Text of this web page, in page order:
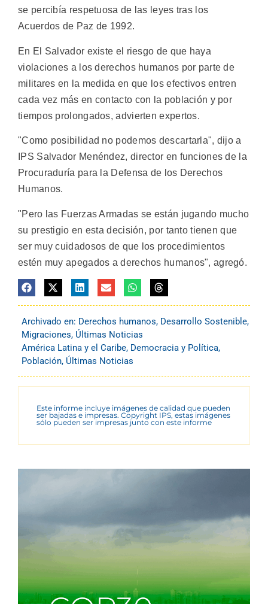
se percibía respetuosa de las leyes tras los
Acuerdos de Paz de 1992.
En El Salvador existe el riesgo de que haya
violaciones a los derechos humanos por parte de
militares en la medida en que los efectivos entren
cada vez más en contacto con la población y por
tiempos prolongados, advierten expertos.
"Como posibilidad no podemos descartarla", dijo a
IPS Salvador Menéndez, director en funciones de la
Procuraduría para la Defensa de los Derechos
Humanos.
"Pero las Fuerzas Armadas se están jugando mucho
su prestigio en esta decisión, por tanto tienen que
ser muy cuidadosos de que los procedimientos
estén muy apegados a derechos humanos", agregó.
Archivado en: Derechos humanos, Desarrollo Sostenible,
Migraciones, Últimas Noticias
América Latina y el Caribe, Democracia y Política,
Población, Últimas Noticias
Este informe incluye imágenes de calidad que pueden
ser bajadas e impresas. Copyright IPS, estas imágenes
sólo pueden ser impresas junto con este informe